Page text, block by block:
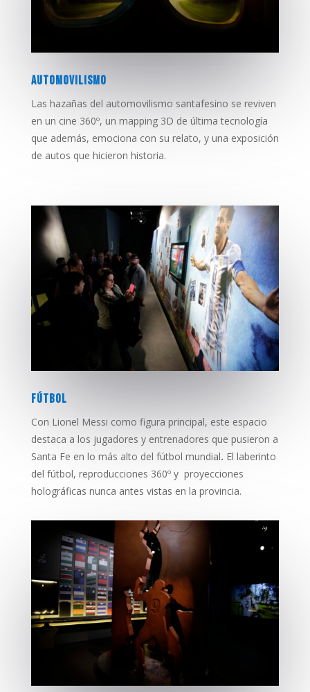
AUTOMOVILISMO
Las hazañas del automovilismo santafesino se reviven
en un cine 360º, un mapping 3D de última tecnología
que además, emociona con su relato, y una exposición
de autos que hicieron historia.
FÚTBOL
Con Lionel Messi como figura principal, este espacio
destaca a los jugadores y entrenadores que pusieron a
Santa Fe en lo más alto del fútbol mundial. El laberinto
del fútbol, reproducciones 360º y proyecciones
holográficas nunca antes vistas en la provincia.